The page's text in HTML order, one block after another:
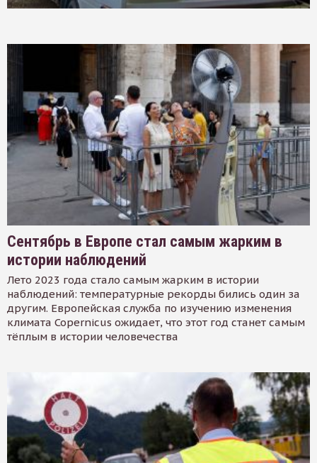
Сентябрь в Европе стал самым жарким в
истории наблюдений
Лето 2023 года стало самым жарким в истории
наблюдений: температурные рекорды бились один за
другим. Европейская служба по изучению изменения
климата Copernicus ожидает, что этот год станет самым
тёплым в истории человечества